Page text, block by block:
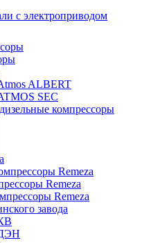
с электроприводом
ALBERT
SEC
компрессоры
Remeza
Remeza
Remeza
завода